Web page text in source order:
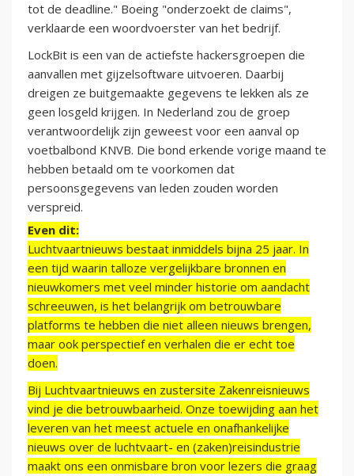
tot de deadline." Boeing "onderzoekt de claims",
verklaarde een woordvoerster van het bedrijf.
LockBit is een van de actiefste hackersgroepen die
aanvallen met gijzelsoftware uitvoeren. Daarbij
dreigen ze buitgemaakte gegevens te lekken als ze
geen losgeld krijgen. In Nederland zou de groep
verantwoordelijk zijn geweest voor een aanval op
voetbalbond KNVB. Die bond erkende vorige maand te
hebben betaald om te voorkomen dat
persoonsgegevens van leden zouden worden
verspreid.
Even dit:
Luchtvaartnieuws bestaat inmiddels bijna 25 jaar. In
een tijd waarin talloze vergelijkbare bronnen en
nieuwkomers met veel minder historie om aandacht
schreeuwen, is het belangrijk om betrouwbare
platforms te hebben die niet alleen nieuws brengen,
maar ook perspectief en verhalen die er echt toe
doen.
Bij Luchtvaartnieuws en zustersite Zakenreisnieuws
vind je die betrouwbaarheid. Onze toewijding aan het
leveren van het meest actuele en onafhankelijke
nieuws over de luchtvaart- en (zaken)reisindustrie
maakt ons een onmisbare bron voor lezers die graag